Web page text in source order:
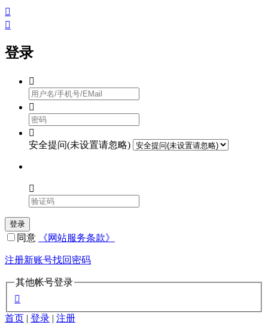


登录



安全提问(未设置请忽略)

登录
同意 《网站服务条款》
注册新账号找回密码
其他帐号登录

首页 | 登录 | 注册